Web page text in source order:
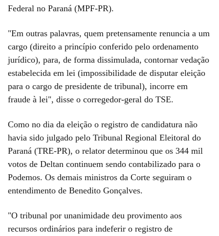
Federal no Paraná (MPF-PR).
"Em outras palavras, quem pretensamente renuncia a um
cargo (direito a princípio conferido pelo ordenamento
jurídico), para, de forma dissimulada, contornar vedação
estabelecida em lei (impossibilidade de disputar eleição
para o cargo de presidente de tribunal), incorre em
fraude à lei", disse o corregedor-geral do TSE.
Como no dia da eleição o registro de candidatura não
havia sido julgado pelo Tribunal Regional Eleitoral do
Paraná (TRE-PR), o relator determinou que os 344 mil
votos de Deltan continuem sendo contabilizado para o
Podemos. Os demais ministros da Corte seguiram o
entendimento de Benedito Gonçalves.
"O tribunal por unanimidade deu provimento aos
recursos ordinários para indeferir o registro de